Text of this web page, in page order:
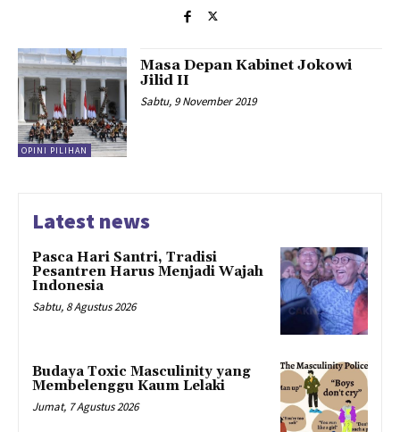
OPINI PILIHAN
Masa Depan Kabinet Jokowi
Jilid II
Sabtu, 9 November 2019
Latest news
Pasca Hari Santri, Tradisi
Pesantren Harus Menjadi Wajah
Indonesia
Sabtu, 8 Agustus 2026
Budaya Toxic Masculinity yang
Membelenggu Kaum Lelaki
Jumat, 7 Agustus 2026